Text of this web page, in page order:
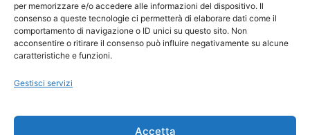
per memorizzare e/o accedere alle informazioni del dispositivo. Il
consenso a queste tecnologie ci permetterà di elaborare dati come il
comportamento di navigazione o ID unici su questo sito. Non
acconsentire o ritirare il consenso può influire negativamente su alcune
caratteristiche e funzioni.
Gestisci servizi
Accetta
Ora Esatta in Italia in questo momento
Ti Senti Strano Ultimamente? Potrebbe Essere per
la Risonanza di Schumann
Come Sapere Se Stai Ascendendo alla Quinta
Copyright 2026 NotiziePlus.com